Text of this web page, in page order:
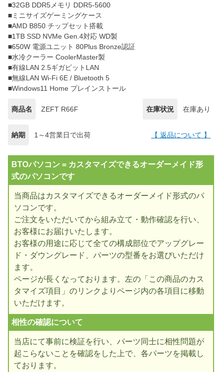
■32GB DDR5メモリ DDR5-5600
■ミニサイズゲーミングケース
■AMD B850 チップセット搭載
■1TB SSD NVMe Gen.4対応 WD製
■650W 電源ユニット 80Plus Bronze認証
■水冷クーラー CoolerMaster製
■有線LAN 2.5ギガビットLAN
■無線LAN Wi-Fi 6E / Bluetooth 5
■Windows11 Home プレインストール
商品名 ZEFT R66F 在庫状況 在庫あり
納期 1～4営業日で出荷 【 返品について 】
BTOパソコン = カスタマイズできるオーダーメイド形
式のパソコンです
当商品はカスタマイズできるオーダーメイド形式のパ
ソコンです。
ご注文をいただいてから組み立て・動作確認を行い、
お客様にお届けいたします。
お客様の用途に応じて全ての構成部位でアップグレー
ド・ダウングレード、パーツの型番をお選びいただけ
ます。
ページが長くなっております。左の「この商品のカス
タマイズ項目」のリンクよりページ内の各項目に移動
いただけます。
相性の確認について
当店にて事前に検証を行い、パーツ同士に相性問題が
起こらないことを確認をした上で、各パーツを掲載し
ております。